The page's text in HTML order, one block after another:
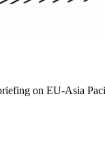
on EU-Asia